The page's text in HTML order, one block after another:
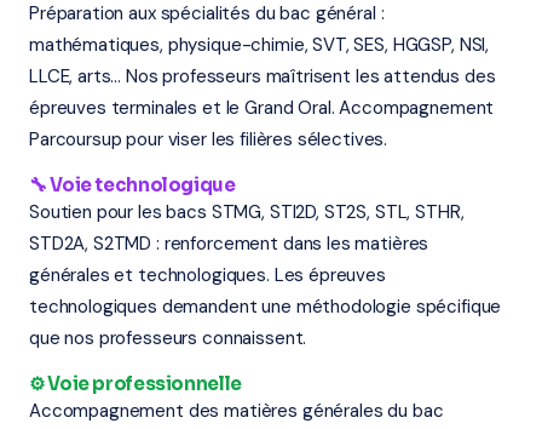
Préparation aux spécialités du bac général :
mathématiques, physique-chimie, SVT, SES, HGGSP, NSI,
LLCE, arts... Nos professeurs maîtrisent les attendus des
épreuves terminales et le Grand Oral. Accompagnement
Parcoursup pour viser les filières sélectives.
🔧 Voie technologique
Soutien pour les bacs STMG, STI2D, ST2S, STL, STHR,
STD2A, S2TMD : renforcement dans les matières
générales et technologiques. Les épreuves
technologiques demandent une méthodologie spécifique
que nos professeurs connaissent.
⚙️ Voie professionnelle
Accompagnement des matières générales du bac